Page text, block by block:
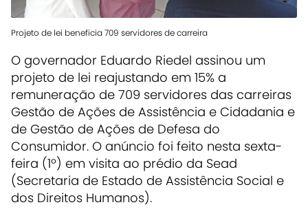
Projeto de lei beneficia 709 servidores de carreira
O governador Eduardo Riedel assinou um
projeto de lei reajustando em 15% a
remuneração de 709 servidores das carreiras
Gestão de Ações de Assistência e Cidadania e
de Gestão de Ações de Defesa do
Consumidor. O anúncio foi feito nesta sexta-
feira (1º) em visita ao prédio da Sead
(Secretaria de Estado de Assistência Social e
dos Direitos Humanos).